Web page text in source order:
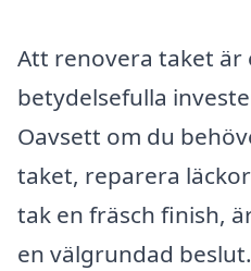
Att renovera taket är
betydelsefulla
Oavsett om du
taket, reparera
tak en fräsch finish,
en välgrundad